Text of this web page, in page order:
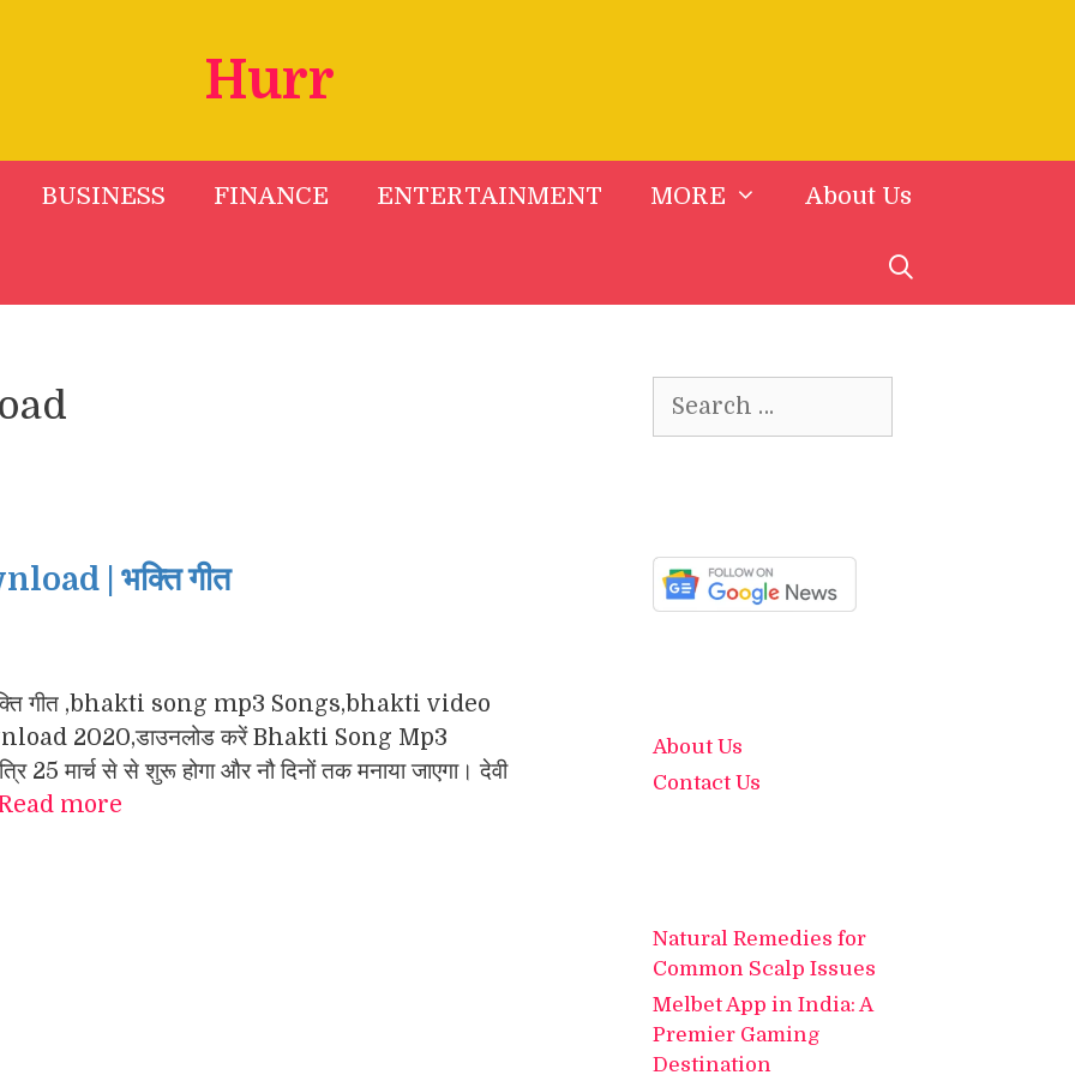
Hurr
BUSINESS FINANCE ENTERTAINMENT MORE About Us
| भक्ति गीत
गीत ,bhakti song mp3 Songs,bhakti video
2020,डाउनलोड करें Bhakti Song Mp3
25 मार्च से से शुरू होगा और नौ दिनों तक मनाया जाएगा। देवी
more
for:
About Us
Contact Us
Natural Remedies for
Common Scalp Issues
Melbet App in India: A
Premier Gaming
Destination